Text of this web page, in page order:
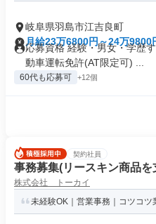
岐阜県羽島市江吉良町
月給23万6800円～24万9800
応募資格 経験・男女・学歴
動車運転免許(AT限定可) ...
60代も応募可 +12個
契約社員
事務募集(リースキン商品
株式会社 トーカイ
未経験OK｜営業事務｜コツコ